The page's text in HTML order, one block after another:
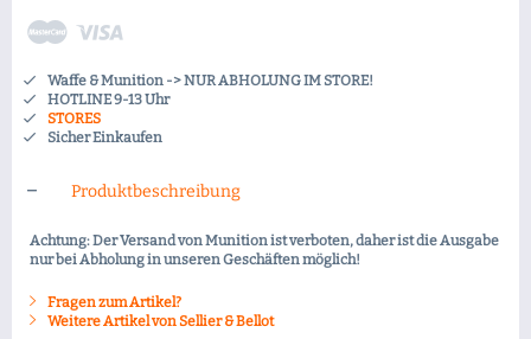
Waffe & Munition -> NUR ABHOLUNG IM STORE!
HOTLINE 9-13 Uhr
STORES
Sicher Einkaufen
Produktbeschreibung
Achtung: Der Versand von Munition ist verboten, daher ist die Ausgabe
nur bei Abholung in unseren Geschäften möglich!
Fragen zum Artikel?
Weitere Artikel von Sellier & Bellot